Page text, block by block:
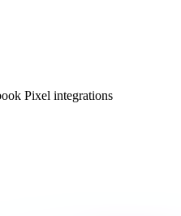
Pixel integrations